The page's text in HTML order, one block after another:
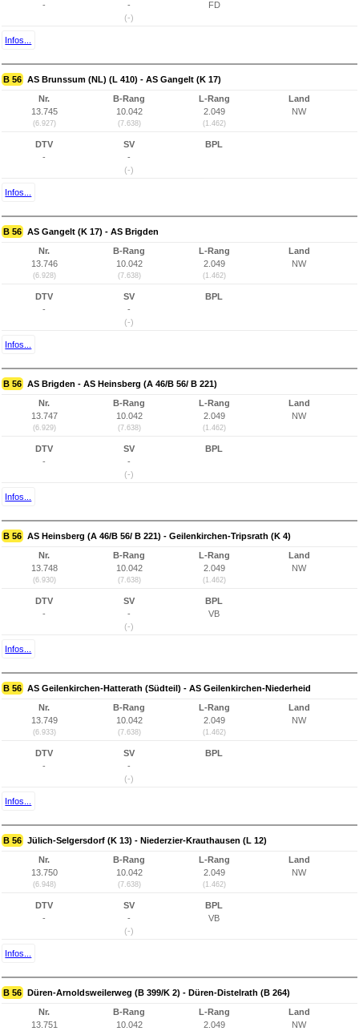
-
-
(-)
FD
Infos...
B 56 AS Brunssum (NL) (L 410) - AS Gangelt (K 17)
Nr.
13.745
(6.927)
B-Rang
10.042
(7.638)
L-Rang
2.049
(1.462)
Land
NW
DTV
-
SV
-
(-)
BPL
Infos...
B 56 AS Gangelt (K 17) - AS Brigden
Nr.
13.746
(6.928)
B-Rang
10.042
(7.638)
L-Rang
2.049
(1.462)
Land
NW
DTV
-
SV
-
(-)
BPL
Infos...
B 56 AS Brigden - AS Heinsberg (A 46/B 56/ B 221)
Nr.
13.747
(6.929)
B-Rang
10.042
(7.638)
L-Rang
2.049
(1.462)
Land
NW
DTV
-
SV
-
(-)
BPL
Infos...
B 56 AS Heinsberg (A 46/B 56/ B 221) - Geilenkirchen-Tripsrath (K 4)
Nr.
13.748
(6.930)
B-Rang
10.042
(7.638)
L-Rang
2.049
(1.462)
Land
NW
DTV
-
SV
-
(-)
BPL
VB
Infos...
B 56 AS Geilenkirchen-Hatterath (Südteil) - AS Geilenkirchen-Niederheid
Nr.
13.749
(6.933)
B-Rang
10.042
(7.638)
L-Rang
2.049
(1.462)
Land
NW
DTV
-
SV
-
(-)
BPL
Infos...
B 56 Jülich-Selgersdorf (K 13) - Niederzier-Krauthausen (L 12)
Nr.
13.750
(6.948)
B-Rang
10.042
(7.638)
L-Rang
2.049
(1.462)
Land
NW
DTV
-
SV
-
(-)
BPL
VB
Infos...
B 56 Düren-Arnoldsweilerweg (B 399/K 2) - Düren-Distelrath (B 264)
Nr.
13.751
B-Rang
10.042
L-Rang
2.049
Land
NW